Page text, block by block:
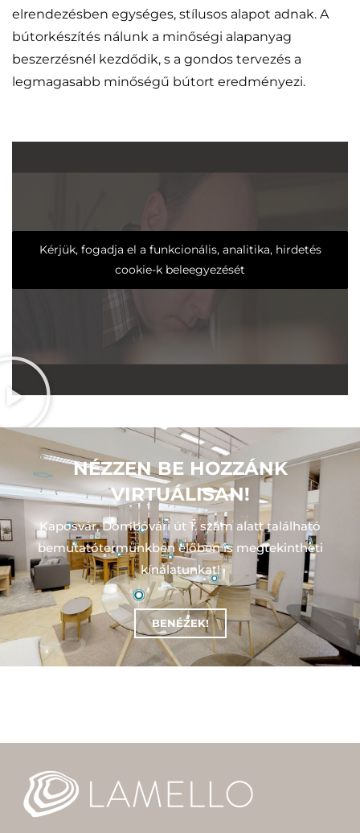
elrendezésben egységes, stílusos alapot adnak. A
bútorkészítés nálunk a minőségi alapanyag
beszerzésnél kezdődik, s a gondos tervezés a
legmagasabb minőségű bútort eredményezi.
Kérjük, fogadja el a funkcionális, analitika, hirdetés
cookie-k beleegyezését
NÉZZEN BE HOZZÁNK
VIRTUÁLISAN!
Kaposvár, Dombóvári út 1. szám alatt található
bemutatótermünkben előben is megtekintheti
kínálatunkat!
BENÉZEK!